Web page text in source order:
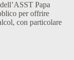
Papa
per offrire
con particolare